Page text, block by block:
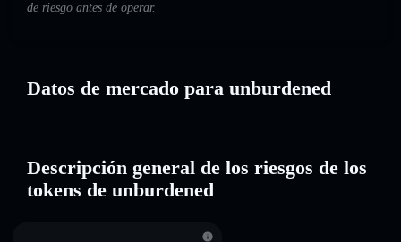
de riesgo antes de operar.
Datos de mercado para unburdened
Descripción general de los riesgos de los
tokens de unburdened